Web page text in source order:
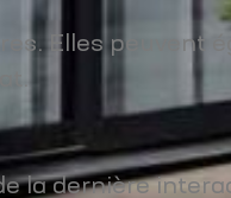
Elles peuvent
la dernière